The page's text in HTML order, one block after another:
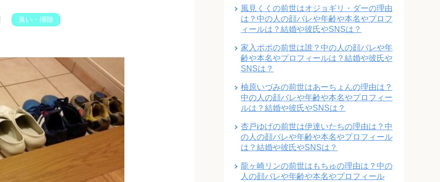
臭い・掃除
風見くくの前世はオジョギリ・ダーの理由
は？中の人の顔バレや年齢や本名やプロフ
ィールは？結婚や彼氏やSNSは？
家入ポポの前世は誰？中の人の顔バレや年
齢や本名やプロフィールは？結婚や彼氏や
SNSは？
柚原いづみの前世はあーちょんの理由は？
中の人の顔バレや年齢や本名やプロフィー
ルは？結婚や彼氏やSNSは？
杏戸ゆげの前世は伊達いたちの理由は？中
の人の顔バレや年齢や本名やプロフィール
は？結婚や彼氏やSNSは？
龍ヶ崎リンの前世はもちゅの理由は？中の
人の顔バレや年齢や本名やプロフィール